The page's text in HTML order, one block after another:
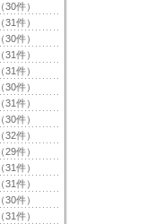
（30件）
（31件）
（30件）
（31件）
（31件）
（30件）
（31件）
（30件）
（32件）
（29件）
（31件）
（31件）
（30件）
（31件）